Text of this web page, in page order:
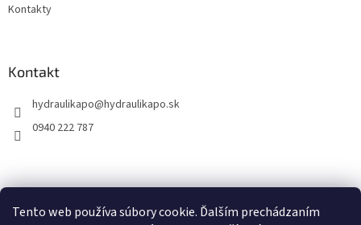
Tento web používa súbory cookie. Ďalším prechádzaním
Kontakty
Kontakt
hydraulikapo@hydraulikapo.sk
0940 222 787